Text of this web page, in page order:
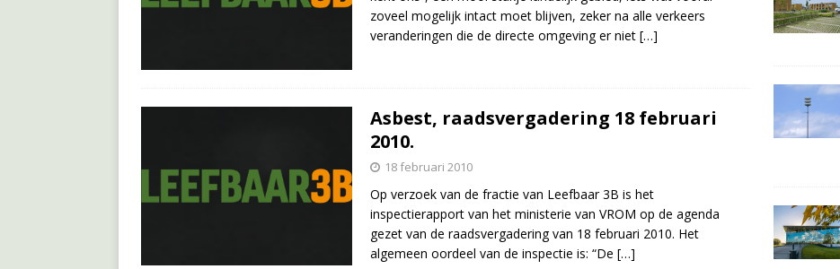
zoveel mogelijk intact moet blijven, zeker na alle verkeers
veranderingen die de directe omgeving er niet […]
Asbest, raadsvergadering 18 februari
2010.
18 februari 2010
Op verzoek van de fractie van Leefbaar 3B is het
inspectierapport van het ministerie van VROM op de agenda
gezet van de raadsvergadering van 18 februari 2010. Het
algemeen oordeel van de inspectie is: “De […]